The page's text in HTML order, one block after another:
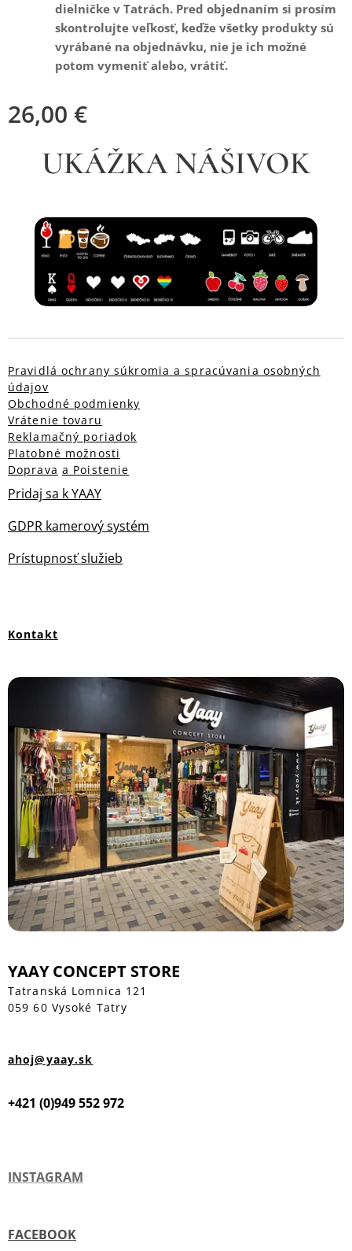
dielničke v Tatrách. Pred objednaním si prosím
skontrolujte veľkosť, keďže všetky produkty sú
vyrábané na objednávku, nie je ich možné
potom vymeniť alebo, vrátiť.
26,00 €
UKÁŽKA NÁŠIVOK
Pravidlá ochrany súkromia a spracúvania osobných
údajov
Obchodné podmienky
Vrátenie tovaru
Reklamačný poriadok
Platobné možnosti
Doprava a Poistenie
Pridaj sa k YAAY
GDPR kamerový systém
Prístupnosť služieb
Kontakt
YAAY CONCEPT STORE
Tatranská Lomnica 121
059 60 Vysoké Tatry
ahoj@yaay.sk
+421 (0)949 552 972
INSTAGRAM
FACEBOOK